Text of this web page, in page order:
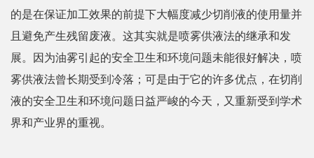
的是在保证加工效果的前提下大幅度减少切削液的使用量并
且避免产生残留废液。这其实就是喷雾供液法的继承和发
展。因为油雾引起的安全卫生和环境问题未能很好解决，喷
雾供液法曾长期受到冷落；可是由于它的许多优点，在切削
液的安全卫生和环境问题日益严峻的今天，又重新受到学术
界和产业界的重视。